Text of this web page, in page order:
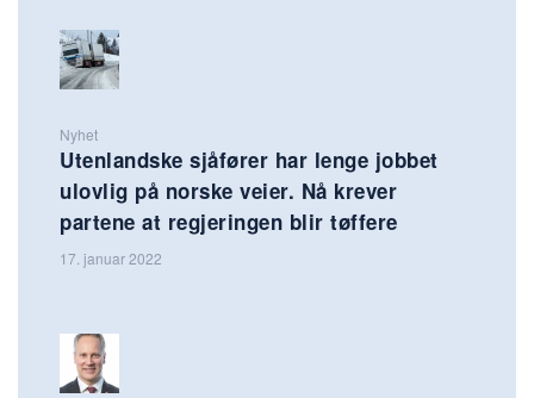
Nyhet
Utenlandske sjåfører har lenge jobbet
ulovlig på norske veier. Nå krever
partene at regjeringen blir tøffere
17. januar 2022